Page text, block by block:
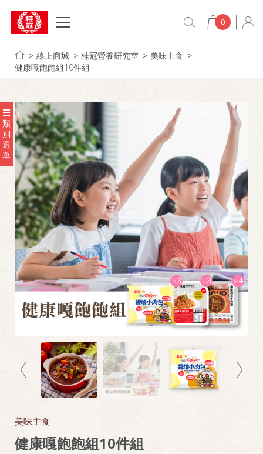
0
線上商城 桂冠營養研究室
美味主食
健康嘎飽飽組10件組
類
別
選
單
美味主食
健康嘎飽飽組10件組